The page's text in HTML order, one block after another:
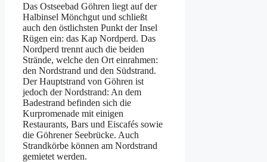
Das Ostseebad Göhren liegt auf der
Halbinsel Mönchgut und schließt
auch den östlichsten Punkt der Insel
Rügen ein: das Kap Nordperd. Das
Nordperd trennt auch die beiden
Strände, welche den Ort einrahmen:
den Nordstrand und den Südstrand.
Der Hauptstrand von Göhren ist
jedoch der Nordstrand: An dem
Badestrand befinden sich die
Kurpromenade mit einigen
Restaurants, Bars und Eiscafés sowie
die Göhrener Seebrücke. Auch
Strandkörbe können am Nordstrand
gemietet werden.